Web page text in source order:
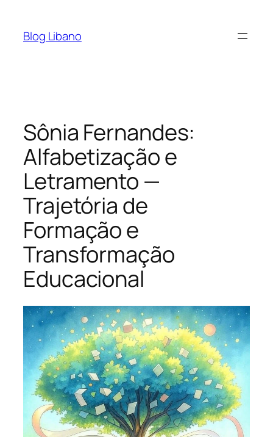
Blog Libano
Sônia Fernandes:
Alfabetização e
Letramento —
Trajetória de
Formação e
Transformação
Educacional